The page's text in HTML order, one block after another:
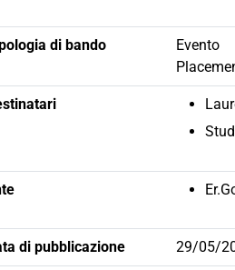
di bando
Evento
di pubblicazione 29/05/